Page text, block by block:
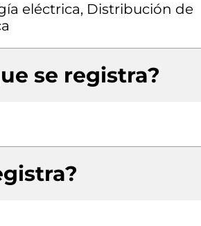
eléctrica, Distribución de
se registra?